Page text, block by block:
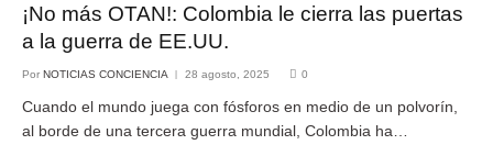
¡No más OTAN!: Colombia le cierra las puertas
a la guerra de EE.UU.
Por NOTICIAS CONCIENCIA 28 agosto, 2025 0
Cuando el mundo juega con fósforos en medio de un polvorín,
al borde de una tercera guerra mundial, Colombia ha…